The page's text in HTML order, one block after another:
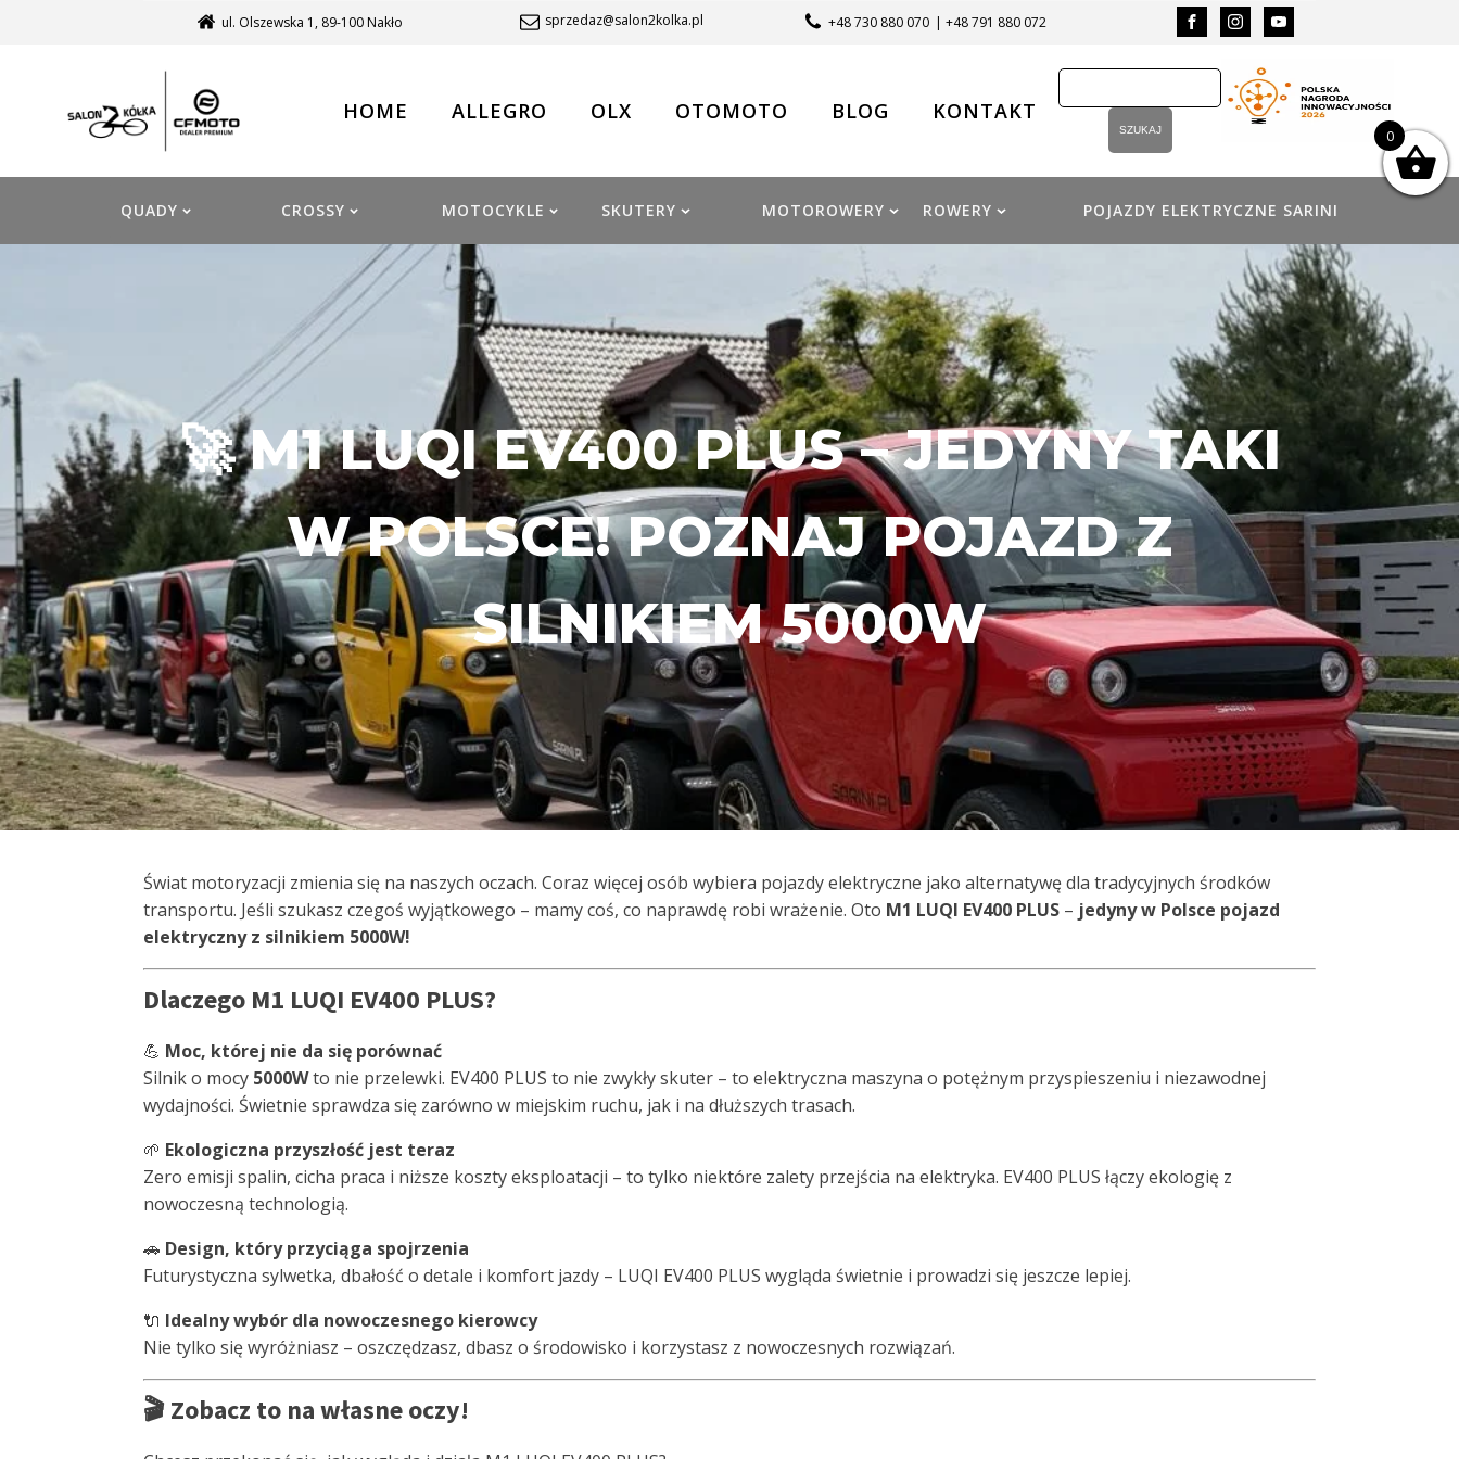
ul. Olszewska 1, 89-100 Nakło sprzedaz@salon2kolka.pl +48 730 880 070 | +48 791 880 072
HOME ALLEGRO OLX OTOMOTO BLOG KONTAKT
QUADY CROSSY MOTOCYKLE SKUTERY MOTOROWERY ROWERY POJAZDY ELEKTRYCZNE SARINI
🚀 M1 LUQI EV400 PLUS – JEDYNY TAKI
W POLSCE! POZNAJ POJAZD Z
SILNIKIEM 5000W
Świat motoryzacji zmienia się na naszych oczach. Coraz więcej osób wybiera pojazdy elektryczne jako alternatywę dla tradycyjnych środków
transportu. Jeśli szukasz czegoś wyjątkowego – mamy coś, co naprawdę robi wrażenie. Oto M1 LUQI EV400 PLUS – jedyny w Polsce pojazd
elektryczny z silnikiem 5000W!
Dlaczego M1 LUQI EV400 PLUS?
💪 Moc, której nie da się porównać
Silnik o mocy 5000Wto nie przelewki. EV400 PLUS to nie zwykły skuter – to elektryczna maszyna o potężnym przyspieszeniu i niezawodnej
wydajności. Świetnie sprawdza się zarówno w miejskim ruchu, jak i na dłuższych trasach.
🌱 Ekologiczna przyszłość jest teraz
Zero emisji spalin, cicha praca i niższe koszty eksploatacji – to tylko niektóre zalety przejścia na elektryka. EV400 PLUS łączy ekologię z
nowoczesną technologią.
🚗 Design, który przyciąga spojrzenia
Futurystyczna sylwetka, dbałość o detale i komfort jazdy – LUQI EV400 PLUS wygląda świetnie i prowadzi się jeszcze lepiej.
🔌 Idealny wybór dla nowoczesnego kierowcy
Nie tylko się wyróżniasz – oszczędzasz, dbasz o środowisko i korzystasz z nowoczesnych rozwiązań.
🎬 Zobacz to na własne oczy!
0